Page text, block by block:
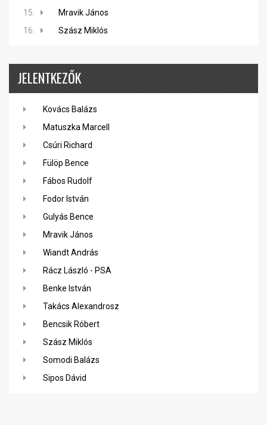
15.
Mravik János
16.
Szász Miklós
JELENTKEZŐK
Kovács Balázs
Matuszka Marcell
Csúri Richard
Fülöp Bence
Fábos Rudolf
Fodor István
Gulyás Bence
Mravik János
Wiandt András
Rácz László - PSA
Benke István
Takács Alexandrosz
Bencsik Róbert
Szász Miklós
Somodi Balázs
Sipos Dávid